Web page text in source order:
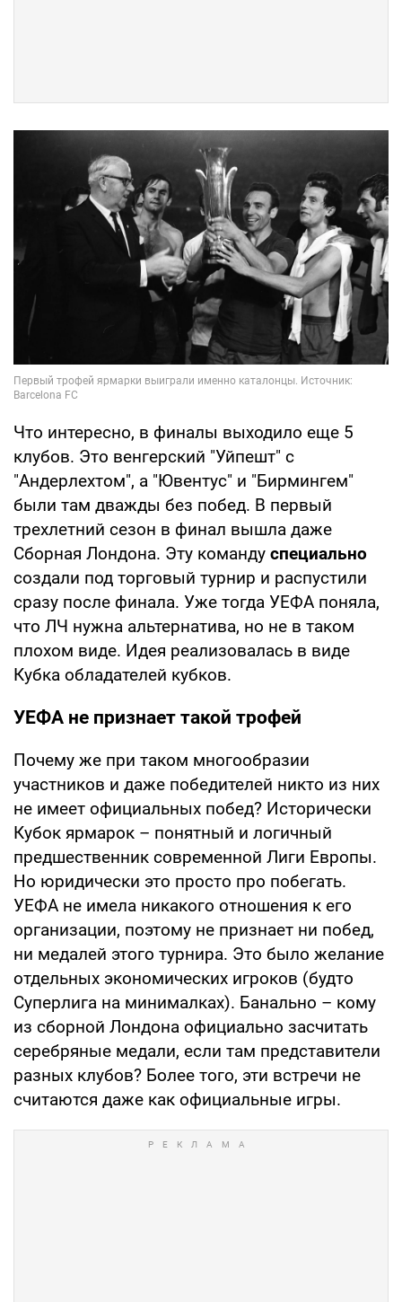
Что интересно, в финалы выходило еще 5
клубов. Это венгерский "Уйпешт" с
"Андерлехтом", а "Ювентус" и "Бирмингем"
были там дважды без побед. В первый
трехлетний сезон в финал вышла даже
Сборная Лондона. Эту команду специально
создали под торговый турнир и распустили
сразу после финала. Уже тогда УЕФА поняла,
что ЛЧ нужна альтернатива, но не в таком
плохом виде. Идея реализовалась в виде
Кубка обладателей кубков.
УЕФА не признает такой трофей
Почему же при таком многообразии
участников и даже победителей никто из них
не имеет официальных побед? Исторически
Кубок ярмарок – понятный и логичный
предшественник современной Лиги Европы.
Но юридически это просто про побегать.
УЕФА не имела никакого отношения к его
организации, поэтому не признает ни побед,
ни медалей этого турнира. Это было желание
отдельных экономических игроков (будто
Суперлига на минималках). Банально – кому
из сборной Лондона официально засчитать
серебряные медали, если там представители
разных клубов? Более того, эти встречи не
считаются даже как официальные игры.